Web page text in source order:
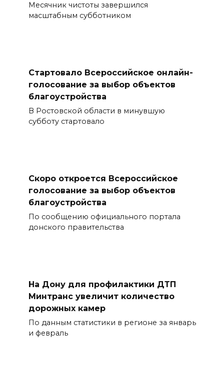
Месячник чистоты завершился
масштабным субботником
Стартовало Всероссийское онлайн-
голосование за выбор объектов
благоустройства
В Ростовской области в минувшую
субботу стартовало
Скоро откроется Всероссийское
голосование за выбор объектов
благоустройства
По сообщению официального портала
донского правительства
На Дону для профилактики ДТП
Минтранс увеличит количество
дорожных камер
По данным статистики в регионе за январь
и февраль